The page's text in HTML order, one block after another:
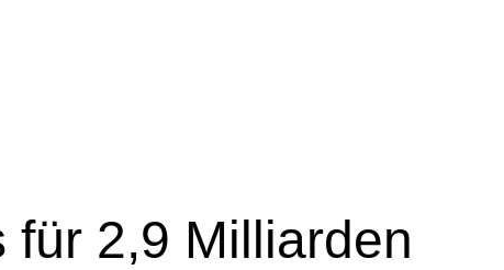
für 2,9 Milliarden